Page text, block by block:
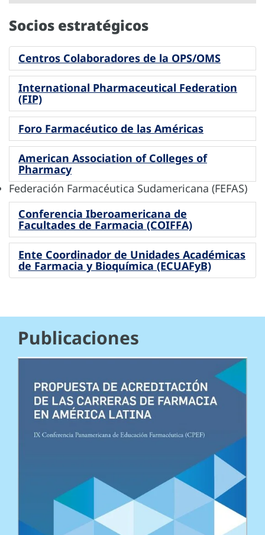
Socios estratégicos
Centros Colaboradores de la OPS/OMS
International Pharmaceutical Federation
(FIP)
Foro Farmacéutico de las Américas
American Association of Colleges of
Pharmacy
Federación Farmacéutica Sudamericana (FEFAS)
Conferencia Iberoamericana de
Facultades de Farmacia (COIFFA)
Ente Coordinador de Unidades Académicas
de Farmacia y Bioquímica (ECUAFyB)
Publicaciones